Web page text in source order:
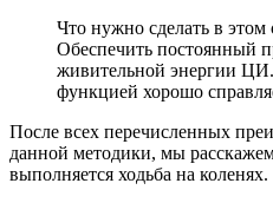
Что нужно сделать в этом
Обеспечить постоянный
живительной энергии
функцией хорошо
После всех перечисленных
данной методики, мы
выполняется ходьба на коленях.